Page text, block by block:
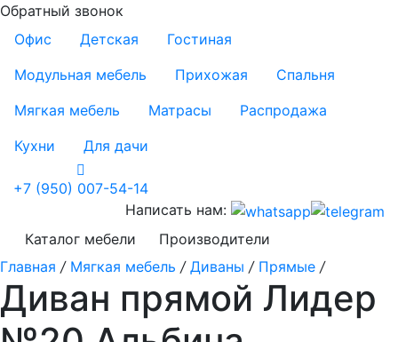
Обратный звонок
Офис Детская
Гостиная
Модульная мебель
Прихожая
Спальня
Мягкая мебель
Матрасы
Распродажа
Кухни
Для дачи
+7 (950) 007-54-14
Написать нам:
Каталог мебели
Производители
Главная / Мягкая мебель / Диваны / Прямые /
Диван прямой Лидер